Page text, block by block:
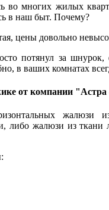
во многих жилых
в наш быт. Почему?
цены довольно
потянул за
в ваших комнатах
от компании
жалюзи
либо жалюзи из ткани